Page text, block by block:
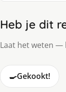
Heb je dit
Laat het weten —
🍳Gekookt!